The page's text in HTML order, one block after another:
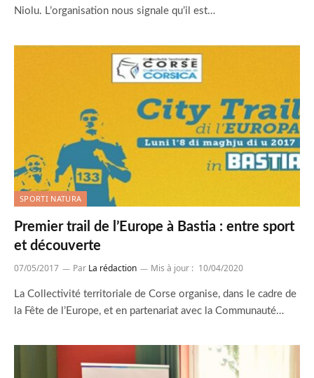
Niolu. L’organisation nous signale qu’il est…
SPORTI NATURA
Premier trail de l’Europe à Bastia : entre sport
et découverte
07/05/2017 Par La rédaction Mis à jour : 10/04/2020
La Collectivité territoriale de Corse organise, dans le cadre de
la Fête de l’Europe, et en partenariat avec la Communauté…